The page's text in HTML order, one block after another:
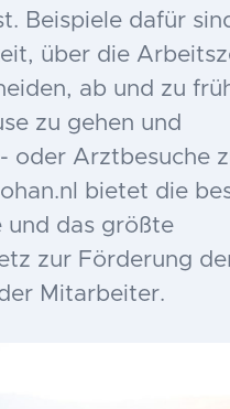
Beispiele dafür
über die
ab und zu
zu gehen und
oder Arztbesuche
bietet die
und das größte
zur Förderung
Mitarbeiter.